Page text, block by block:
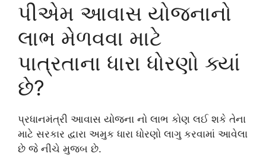
પીએમ આવાસ યોજનાનો
લાભ મેળવવા માટે
પાત્રતાના ધારા ધોરણો ક્યાં
છે?
પ્રધાનમંત્રી આવાસ યોજના નો લાભ કોણ લઈ શકે તેના
માટે સરકાર દ્વારા અમુક ધારા ધોરણો લાગુ કરવામાં આવેલા
છે જે નીચે મુજબ છે.